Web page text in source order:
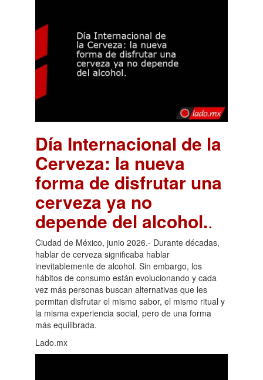
Día Internacional de la
Cerveza: la nueva
forma de disfrutar una
cerveza ya no
depende del alcohol..
Ciudad de México, junio 2026.- Durante décadas,
hablar de cerveza significaba hablar
inevitablemente de alcohol. Sin embargo, los
hábitos de consumo están evolucionando y cada
vez más personas buscan alternativas que les
permitan disfrutar el mismo sabor, el mismo ritual y
la misma experiencia social, pero de una forma
más equilibrada.
Lado.mx